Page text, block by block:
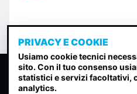
CLASSIFICA INDIE
Classifica per indice di
PRIVACY E COOKIE
Usiamo cookie tecnici
sito. Con il tuo consenso
statistici e servizi facoltativi,
analytics.